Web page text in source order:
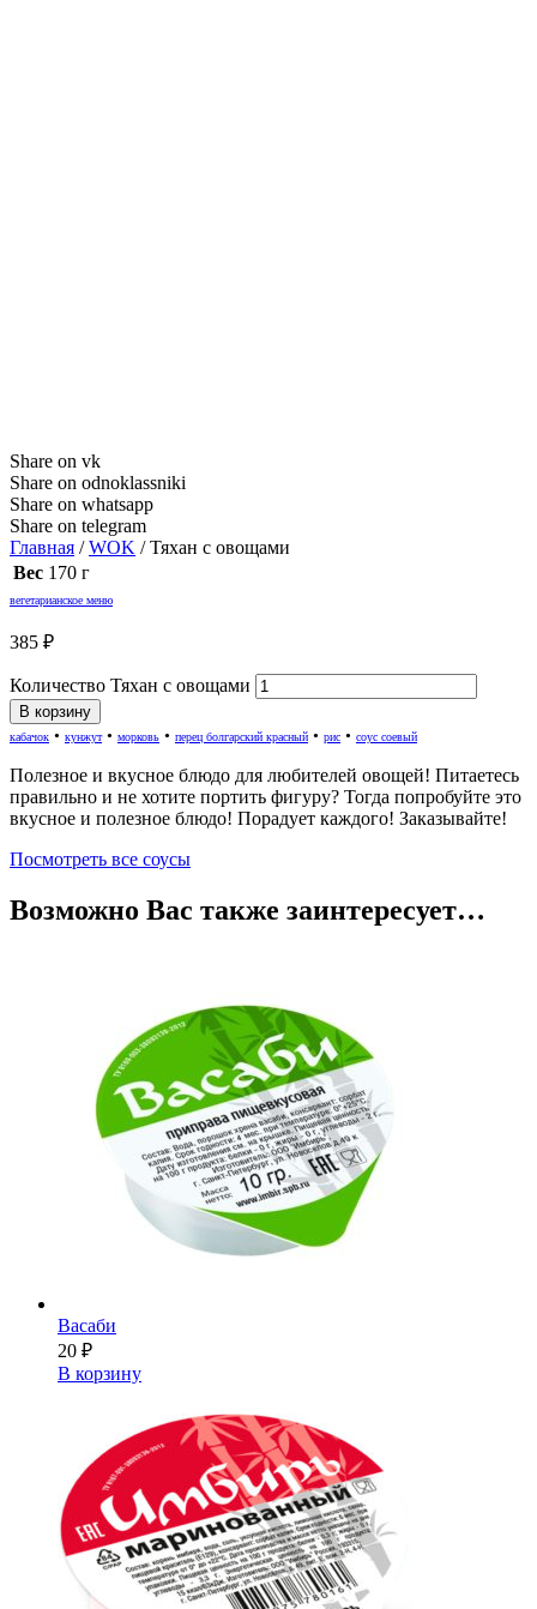
Share on vk
Share on odnoklassniki
Share on whatsapp
Share on telegram
Главная /WOK / Тяхан с овощами
Вес 170 г
вегетарианское меню
385 ₽
Количество Тяхан с овощами
В корзину
кабачок • кунжут • морковь • перец болгарский красный • рис • соус соевый
Полезное и вкусное блюдо для любителей овощей! Питаетесь
правильно и не хотите портить фигуру? Тогда попробуйте это
вкусное и полезное блюдо! Порадует каждого! Заказывайте!
Посмотреть все соусы
Возможно Вас также заинтересует…
Васаби
20 ₽
В корзину